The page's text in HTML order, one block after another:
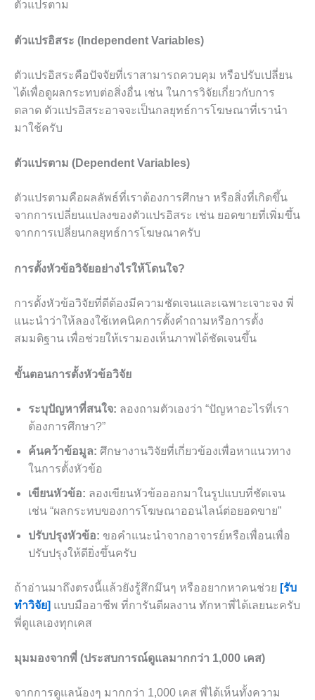
ตัวแปรตาม
ตัวแปรอิสระ (Independent Variables)
ตัวแปรอิสระคือปัจจัยที่เราสามารถควบคุม หรือปรับเปลี่ยน
ได้เพื่อดูผลกระทบต่อสิ่งอื่น เช่น ในการวิจัยเกี่ยวกับการ
ตลาด ตัวแปรอิสระอาจจะเป็นกลยุทธ์การโฆษณาที่เรานำ
มาใช้ครับ
ตัวแปรตาม (Dependent Variables)
ตัวแปรตามคือผลลัพธ์ที่เราต้องการศึกษา หรือสิ่งที่เกิดขึ้น
จากการเปลี่ยนแปลงของตัวแปรอิสระ เช่น ยอดขายที่เพิ่มขึ้น
จากการเปลี่ยนกลยุทธ์การโฆษณาครับ
การตั้งหัวข้อวิจัยอย่างไรให้โดนใจ?
การตั้งหัวข้อวิจัยที่ดีต้องมีความชัดเจนและเฉพาะเจาะจง พี่
แนะนำว่าให้ลองใช้เทคนิคการตั้งคำถามหรือการตั้ง
สมมติฐาน เพื่อช่วยให้เรามองเห็นภาพได้ชัดเจนขึ้น
ขั้นตอนการตั้งหัวข้อวิจัย
ระบุปัญหาที่สนใจ: ลองถามตัวเองว่า “ปัญหาอะไรที่เรา
ต้องการศึกษา?”
ค้นคว้าข้อมูล: ศึกษางานวิจัยที่เกี่ยวข้องเพื่อหาแนวทาง
ในการตั้งหัวข้อ
เขียนหัวข้อ: ลองเขียนหัวข้อออกมาในรูปแบบที่ชัดเจน
เช่น “ผลกระทบของการโฆษณาออนไลน์ต่อยอดขาย”
ปรับปรุงหัวข้อ: ขอคำแนะนำจากอาจารย์หรือเพื่อนเพื่อ
ปรับปรุงให้ดียิ่งขึ้นครับ
ถ้าอ่านมาถึงตรงนี้แล้วยังรู้สึกมึนๆ หรืออยากหาคนช่วย [รับ
ทำวิจัย] แบบมืออาชีพ ที่การันตีผลงาน ทักหาพี่ได้เลยนะครับ
พี่ดูแลเองทุกเคส
มุมมองจากพี่ (ประสบการณ์ดูแลมากกว่า 1,000 เคส)
จากการดูแลน้องๆ มากกว่า 1,000 เคส พี่ได้เห็นทั้งความ